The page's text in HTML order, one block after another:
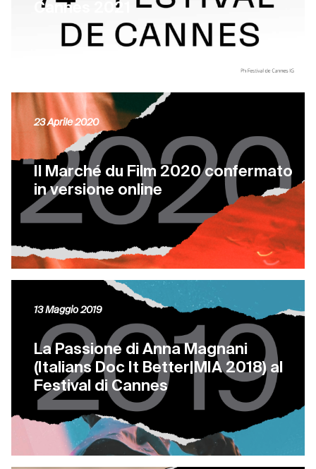
Cannes 2021
Il Marché du Film 2020 confermato
in versione online
23 Aprile 2020
La Passione di Anna Magnani
(Italians Doc It Better|MIA 2018) al
Festival di Cannes
13 Maggio 2019